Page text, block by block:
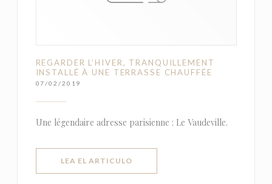
REGARDER L’HIVER, TRANQUILLEMENT
INSTALLÉ À UNE TERRASSE CHAUFFÉE
07/02/2019
Une légendaire adresse parisienne : Le Vaudeville.
LEA EL ARTICULO((ABRE EN UNA NUEVA VENTANA))